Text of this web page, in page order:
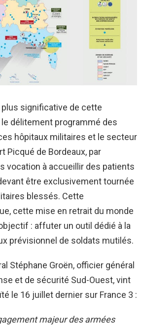
significative de cette
délitement programmé des
hôpitaux militaires et le secteur
Picqué de Bordeaux, par
vocation à accueillir des patients
être exclusivement tournée
blessés. Cette
cette mise en retrait du monde
: affuter un outil dédié à la
prévisionnel de soldats mutilés.
Stéphane Groën, officier général
et de sécurité Sud-Ouest, vint
le 16 juillet dernier sur France 3 :
majeur des armées